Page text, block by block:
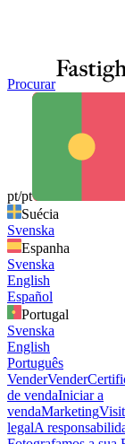
Procurar
pt/pt
Suécia
Svenska
Espanha
Svenska
English
Español
Portugal
Svenska
English
Português
VenderVender
de vendaIniciar a
vendaMarketing
legalA